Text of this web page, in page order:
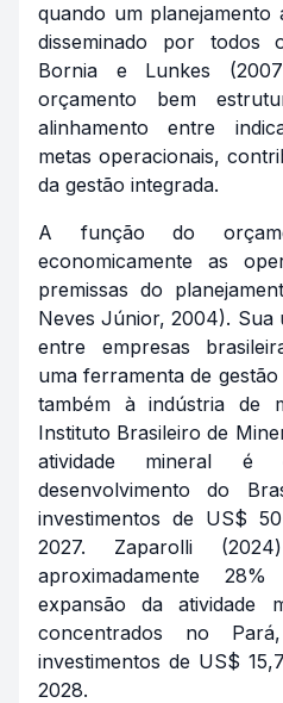
quando um planejamento
disseminado por todos
Bornia e Lunkes
orçamento bem
alinhamento entre
metas operacionais,
da gestão integrada.
A função do
economicamente as
premissas do
Neves Júnior, 2004). Sua
entre empresas
uma ferramenta de
também à indústria de
Instituto Brasileiro de
atividade mineral é
desenvolvimento do
investimentos de US$
2027. Zaparolli
aproximadamente
expansão da atividade
concentrados no
investimentos de US$
2028.